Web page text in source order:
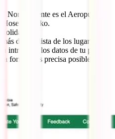
Normalmente es el Aeropuerto
Hosea Kutako.
de una lista de los lugares a
introducir los datos de tu primer
forma más precisa posible.